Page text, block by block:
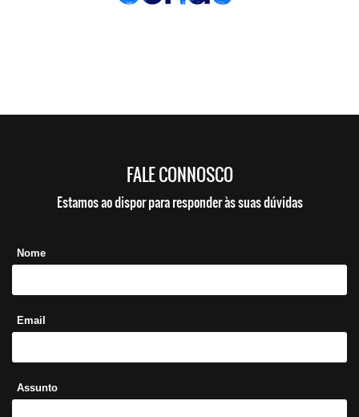
FALE CONNOSCO
Estamos ao dispor para responder às suas dúvidas
Nome
Email
Assunto